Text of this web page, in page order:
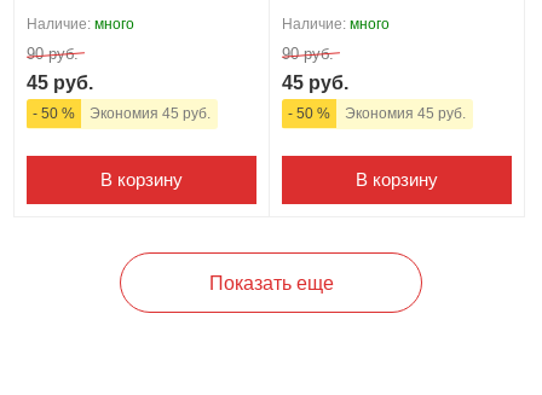
Наличие: много
90 руб.
45 руб.
- 50 % Экономия 45 руб.
В корзину
Наличие: много
90 руб.
45 руб.
- 50 % Экономия 45 руб.
В корзину
Показать еще